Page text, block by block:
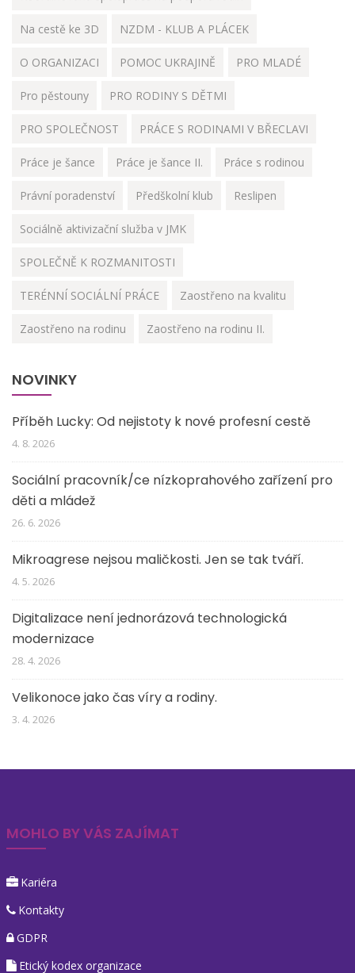
Na cestě ke 3D NZDM - KLUB A PLÁCEK
O ORGANIZACI POMOC UKRAJINĚ PRO MLADÉ
Pro pěstouny PRO RODINY S DĚTMI
PRO SPOLEČNOST PRÁCE S RODINAMI V BŘECLAVI
Práce je šance Práce je šance II. Práce s rodinou
Právní poradenství Předškolní klub Reslipen
Sociálně aktivizační služba v JMK
SPOLEČNĚ K ROZMANITOSTI
TERÉNNÍ SOCIÁLNÍ PRÁCE Zaostřeno na kvalitu
Zaostřeno na rodinu Zaostřeno na rodinu II.
NOVINKY
Příběh Lucky: Od nejistoty k nové profesní cestě
4. 8. 2026
Sociální pracovník/ce nízkoprahového zařízení pro
děti a mládež
26. 6. 2026
Mikroagrese nejsou maličkosti. Jen se tak tváří.
4. 5. 2026
Digitalizace není jednorázová technologická
modernizace
28. 4. 2026
Velikonoce jako čas víry a rodiny.
3. 4. 2026
MOHLO BY VÁS ZAJÍMAT
Kariéra
Kontakty
GDPR
Etický kodex organizace